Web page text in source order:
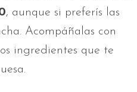
, aunque si preferís las
Acompáñalas con
ingredientes que te